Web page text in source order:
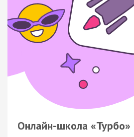
Онлайн-школа «Турбо»